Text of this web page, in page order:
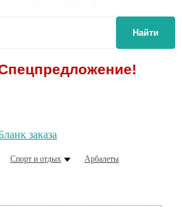
Найти
заказа
Спорт и отдых Арбалеты